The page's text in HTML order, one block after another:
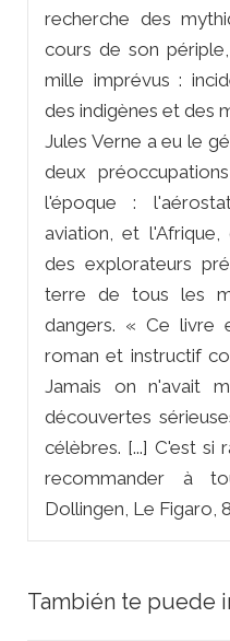
recherche des
cours de son
mille imprévus :
des indigènes et des
Jules Verne a eu le
deux
l'époque :
aviation, et
des explorateurs
terre de tous les
dangers. « Ce livre
roman et instructif
Jamais on n'avait
découvertes
célèbres. [...] C'est si
recommander à
Dollingen, Le Figaro,
También te puede